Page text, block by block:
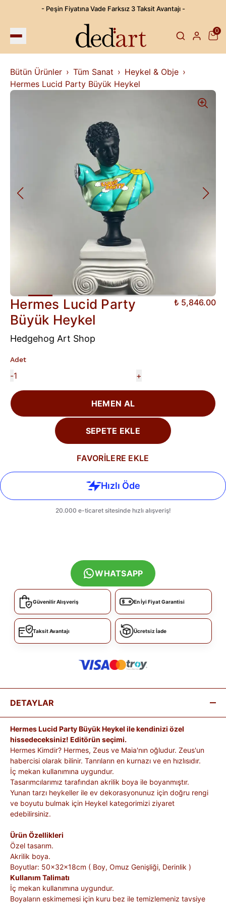
- Peşin Fiyatına Vade Farksız 3 Taksit Avantajı -
0
Bütün Ürünler Tüm Sanat
Heykel & Obje
Hermes Lucid Party Büyük Heykel
Hermes Lucid Party
Büyük Heykel
₺ 5,846.00
Hedgehog Art Shop
Adet
- +
HEMEN AL
SEPETE EKLE
FAVORİLERE EKLE
WHATSAPP
Güvenilir Alışveriş En İyi Fiyat Garantisi
Taksit Avantajı Ücretsiz İade
DETAYLAR
Hermes Lucid Party Büyük Heykel ile kendinizi özel
hissedeceksiniz! Editörün seçimi.
Hermes Kimdir? Hermes, Zeus ve Maia'nın oğludur. Zeus'un
habercisi olarak bilinir. Tanrıların en kurnazı ve en hızlısıdır.
İç mekan kullanımına uygundur.
Tasarımcılarımız tarafından akrilik boya ile boyanmıştır.
Yunan tarzı heykeller ile ev dekorasyonunuz için doğru rengi
ve boyutu bulmak için Heykel kategorimizi ziyaret
edebilirsiniz.
Ürün Özellikleri
Özel tasarım.
Akrilik boya.
Boyutlar: 50x32x18cm ( Boy, Omuz Genişliği, Derinlik )
Kullanım Talimatı
İç mekan kullanımına uygundur.
Boyaların eskimemesi için kuru bez ile temizlemeniz tavsiye